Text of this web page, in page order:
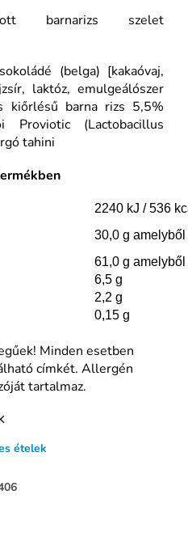
barnarizs szelet
(belga) [kakaóvaj,
laktóz, emulgeálószer
kiőrlésű barna rizs 5,5%
Proviotic (Lactobacillus
tahini
2240 kJ / 536
30,0 g
61,0 g
6,5 g
2,2 g
0,15 g
Minden esetben
címkét. Allergén
tartalmaz.
ételek